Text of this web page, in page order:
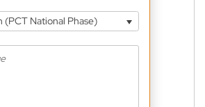
(PCT National Phase)